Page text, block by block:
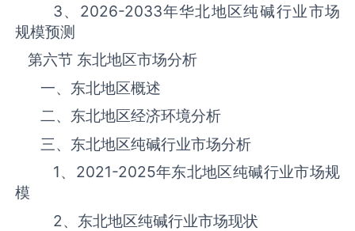
3、 2026-2033年华北地区纯碱‌‌‌行业市场
规模预测
第六节 东北地区市场分析
一、东北地区概述
二、东北地区经济环境分析
三、东北地区纯碱‌‌‌行业市场分析
1、 2021-2025年东北地区纯碱‌‌‌行业市场规
模
2、东北地区纯碱‌‌‌行业市场现状